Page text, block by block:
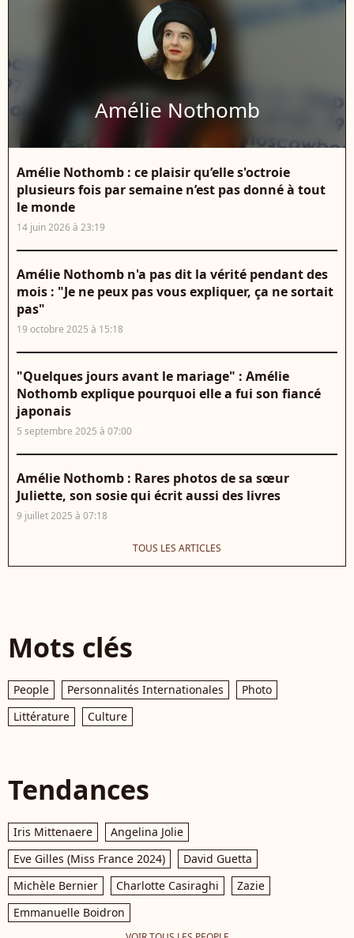
Amélie Nothomb
Amélie Nothomb : ce plaisir qu’elle s'octroie
plusieurs fois par semaine n’est pas donné à tout
le monde
14 juin 2026 à 23:19
Amélie Nothomb n'a pas dit la vérité pendant des
mois : "Je ne peux pas vous expliquer, ça ne sortait
pas"
19 octobre 2025 à 15:18
"Quelques jours avant le mariage" : Amélie
Nothomb explique pourquoi elle a fui son fiancé
japonais
5 septembre 2025 à 07:00
Amélie Nothomb : Rares photos de sa sœur
Juliette, son sosie qui écrit aussi des livres
9 juillet 2025 à 07:18
TOUS LES ARTICLES
Mots clés
People Personnalités Internationales
Photo
Littérature
Culture
Tendances
Iris Mittenaere
Angelina Jolie
Eve Gilles (Miss France 2024)
David Guetta
Michèle Bernier
Charlotte Casiraghi
Zazie
Emmanuelle Boidron